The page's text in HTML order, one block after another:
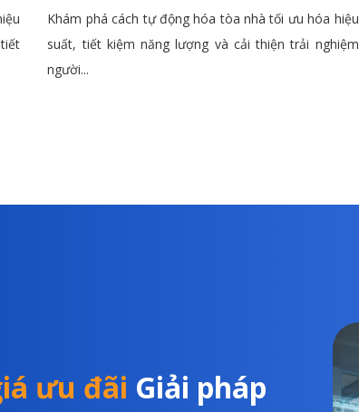
Khám phá cách tự động hóa tòa nhà tối ưu hóa hiệu
suất, tiết kiệm năng lượng và cải thiện trải nghiệm
người...
ưu đãi Giải pháp